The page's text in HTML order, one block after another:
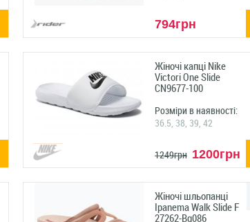
794грн
Жіночі капці Nike
Victori One Slide
CN9677-100
Розміри в наявності:
36.5, 38, 39, 42
1249грн 1200грн
Жіночі шльопанці
Ipanema Walk Slide F
27262-Bg086